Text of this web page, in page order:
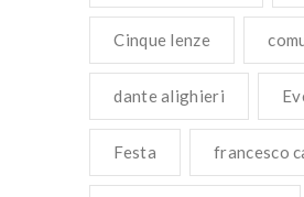
Cinque lenze
dante alighieri
Festa francesco